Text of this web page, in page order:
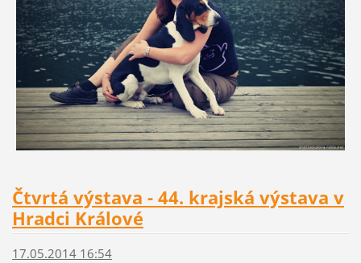
Čtvrtá výstava - 44. krajská výstava v
Hradci Králové
17.05.2014 16:54